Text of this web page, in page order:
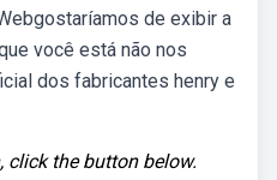
de exibir a
você está não nos
dos fabricantes henry e
click the button below.